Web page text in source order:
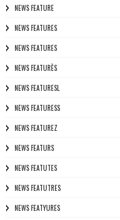
NEWS FEATURE
NEWS FEATURES
NEWS FEATURES
NEWS FEATURÈS
NEWS FEATURESL
NEWS FEATURESS
NEWS FEATUREZ
NEWS FEATURS
NEWS FEATUTES
NEWS FEATUTRES
NEWS FEATYURES